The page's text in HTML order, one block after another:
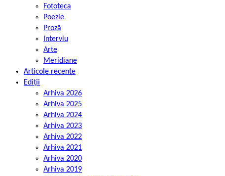
Fototeca
Poezie
Proză
Interviu
Arte
Meridiane
Articole recente
Ediții
Arhiva 2026
Arhiva 2025
Arhiva 2024
Arhiva 2023
Arhiva 2022
Arhiva 2021
Arhiva 2020
Arhiva 2019